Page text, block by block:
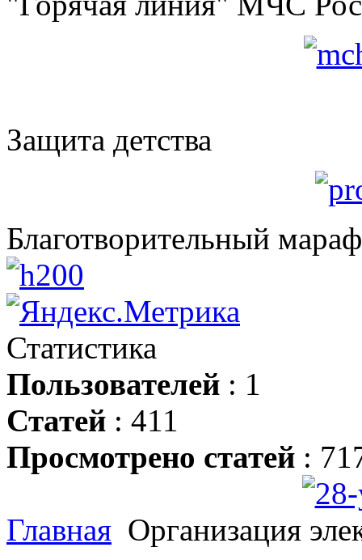
Защита детства
Благотворительный
Статистика
Пользователей : 1
Статей : 411
Просмотрено статей :
Главная Организация